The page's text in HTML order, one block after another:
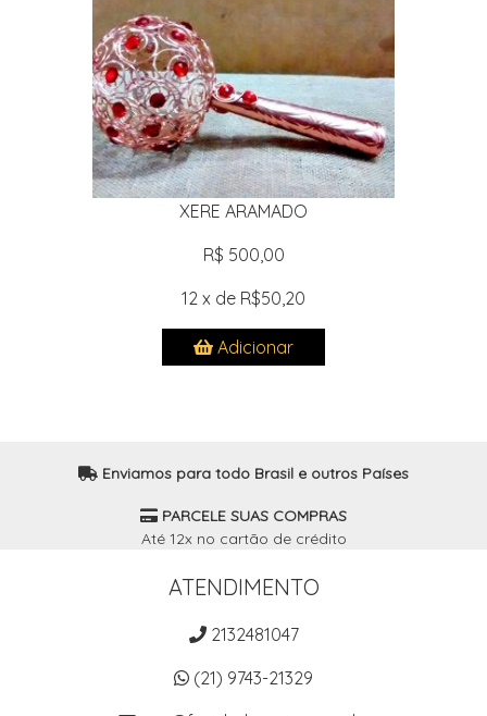
XERE ARAMADO
R$ 500,00
12 x de R$50,20
Adicionar
Enviamos para todo Brasil e outros Países
PARCELE SUAS COMPRAS
Até 12x no cartão de crédito
ATENDIMENTO
2132481047
(21) 9743-21329